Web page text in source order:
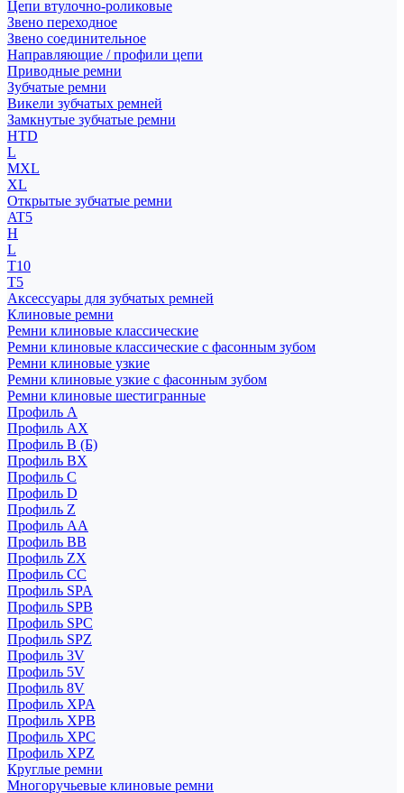
Цепи втулочно-роликовые
Звено переходное
Звено соединительное
Направляющие / профили цепи
Приводные ремни
Зубчатые ремни
Викели зубчатых ремней
Замкнутые зубчатые ремни
HTD
L
MXL
XL
Открытые зубчатые ремни
AT5
H
L
T10
T5
Аксессуары для зубчатых ремней
Клиновые ремни
Ремни клиновые классические
Ремни клиновые классические с фасонным зубом
Ремни клиновые узкие
Ремни клиновые узкие с фасонным зубом
Ремни клиновые шестигранные
Профиль A
Профиль AX
Профиль B (Б)
Профиль BX
Профиль C
Профиль D
Профиль Z
Профиль АА
Профиль BB
Профиль ZX
Профиль CC
Профиль SPA
Профиль SPB
Профиль SPC
Профиль SPZ
Профиль 3V
Профиль 5V
Профиль 8V
Профиль XPA
Профиль XPB
Профиль XPC
Профиль XPZ
Круглые ремни
Многоручьевые клиновые ремни